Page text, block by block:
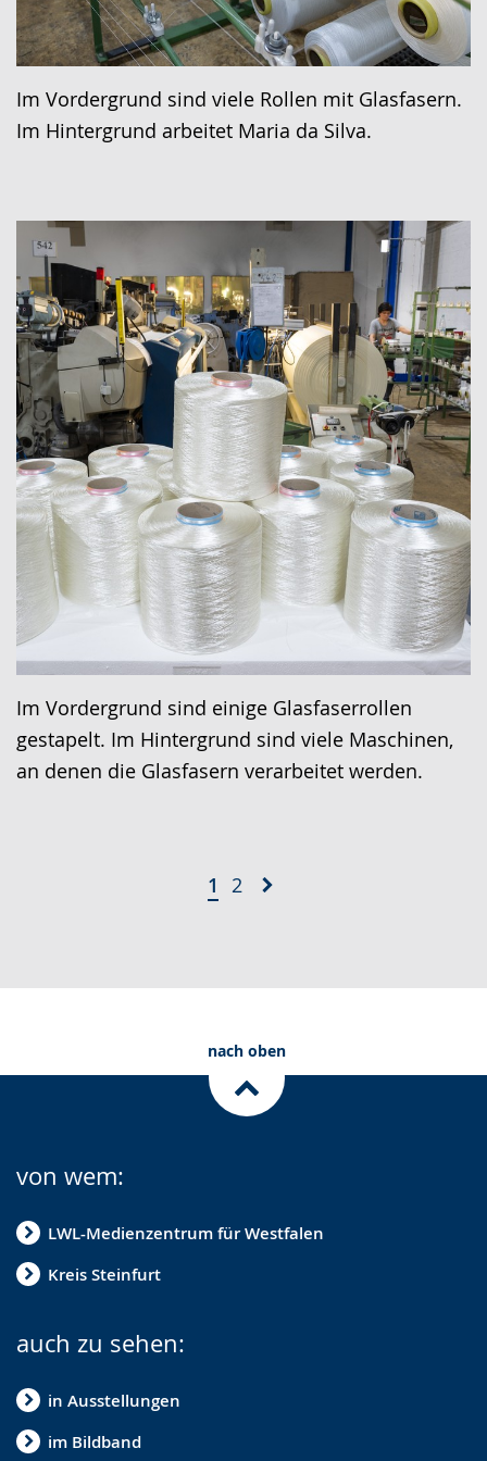
Im Vordergrund sind viele Rollen mit Glasfasern.
Im Hintergrund arbeitet Maria da Silva.
Im Vordergrund sind einige Glasfaserrollen
gestapelt. Im Hintergrund sind viele Maschinen,
an denen die Glasfasern verarbeitet werden.
1 2
nach oben
von wem:
LWL-Medienzentrum für Westfalen
Kreis Steinfurt
auch zu sehen:
in Ausstellungen
im Bildband